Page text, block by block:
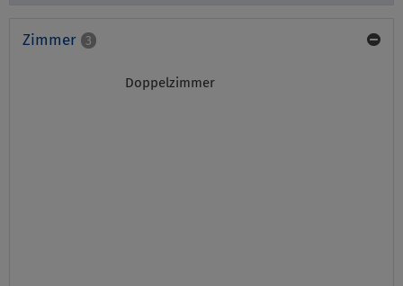
Zimmer 3
Doppelzimmer